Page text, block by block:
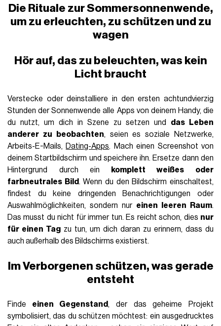
Die Rituale zur Sommersonnenwende,
um zu erleuchten, zu schützen und zu
wagen
Hör auf, das zu beleuchten, was kein
Licht braucht
Verstecke oder deinstalliere in den ersten achtundvierzig
Stunden der Sonnenwende alle Apps von deinem Handy, die
du nutzt, um dich in Szene zu setzen und das Leben
anderer zu beobachten, seien es soziale Netzwerke,
Arbeits-E-Mails, Dating-Apps. Mach einen Screenshot von
deinem Startbildschirm und speichere ihn. Ersetze dann den
Hintergrund durch ein komplett weißes oder
farbneutrales Bild. Wenn du den Bildschirm einschaltest,
findest du keine dringenden Benachrichtigungen oder
Auswahlmöglichkeiten, sondern nureinen leeren Raum.
Das musst du nicht für immer tun. Es reicht schon, dies nur
für einen Tag zu tun, um dich daran zu erinnern, dass du
auch außerhalb des Bildschirms existierst.
Im Verborgenen schützen, was gerade
entsteht
Finde einen Gegenstand, der das geheime Projekt
symbolisiert, das du schützen möchtest: ein ausgedrucktes